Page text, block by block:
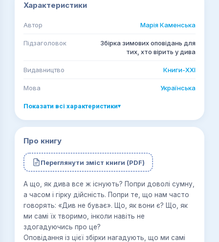
Характеристики
Автор Марія Каменська
Підзаголовок
Збірка зимових оповідань для
тих, хто вірить у дива
Видавництво Книги-ХХІ
Мова Українська
Показати всі характеристики▾
Про книгу
Переглянути зміст книги (PDF)
А що, як дива все ж існують? Попри доволі сумну,
а часом і гірку дійсність. Попри те, що нам часто
говорять: «Див не буває». Що, як вони є? Що, як
ми самі їх творимо, інколи навіть не
здогадуючись про це?
Оповідання із цієї збірки нагадують, що ми самі